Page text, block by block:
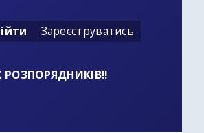
Зареєструватись
РОЗПОРЯДНИКІВ!!